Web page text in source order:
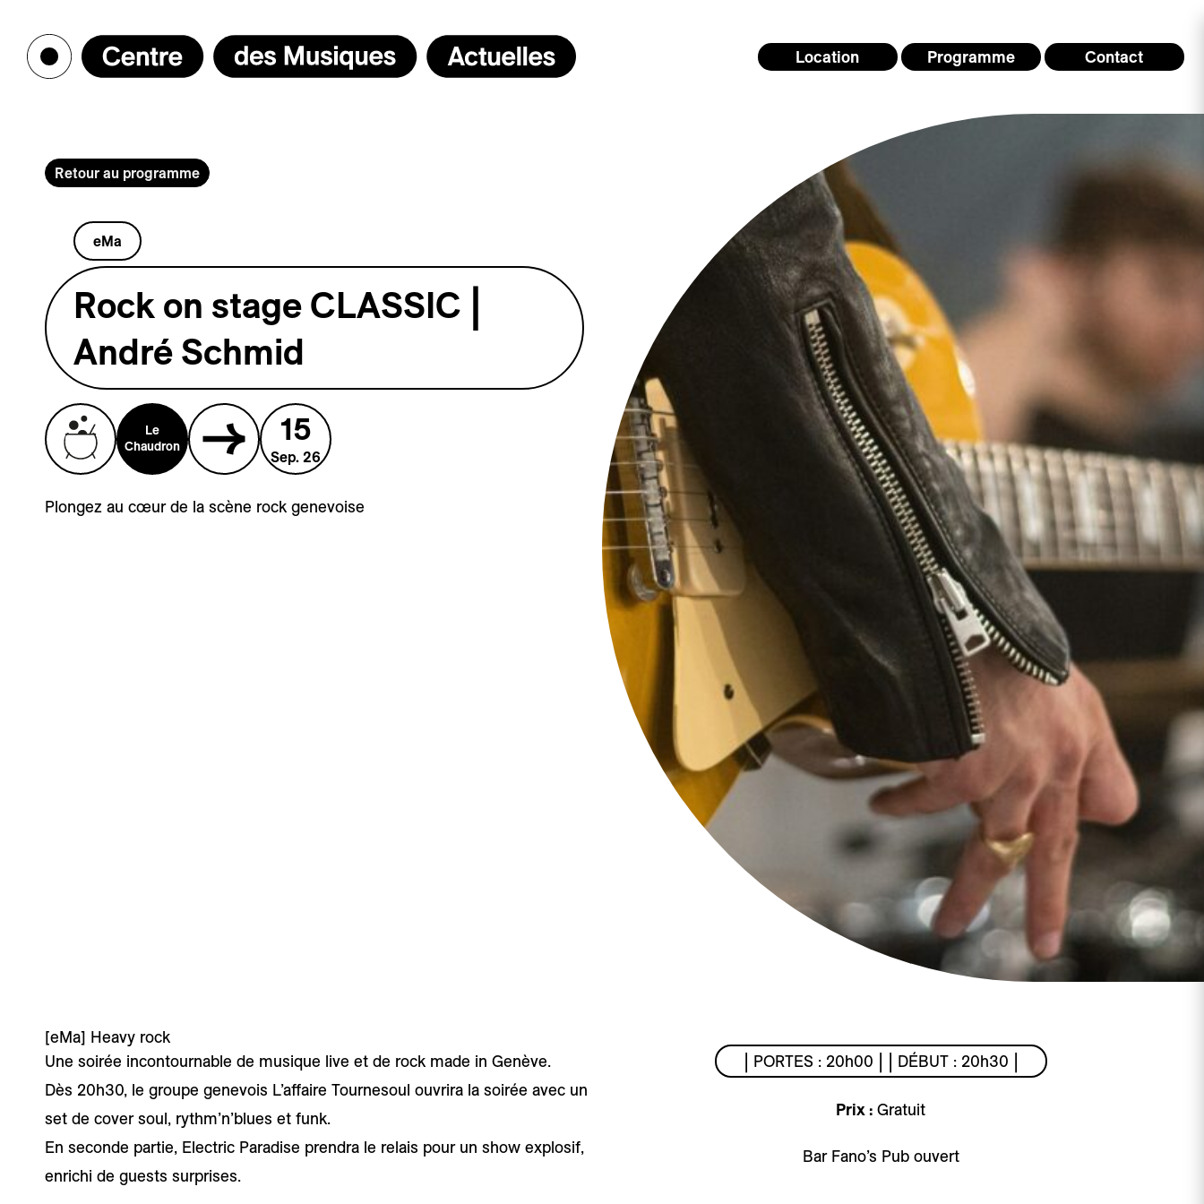
Location Programme Contact
Retour au programme
eMa
Rock on stage CLASSIC |
André Schmid
Le
Chaudron
15
Sep. 26
Plongez au cœur de la scène rock genevoise
| PORTES : 20h00 | | DÉBUT : 20h30 |
Prix : Gratuit
Bar Fano’s Pub ouvert
[eMa] Heavy rock
Une soirée incontournable de musique live et de rock made in Genève.
Dès 20h30, le groupe genevois L’affaire Tournesoul ouvrira la soirée avec un
set de cover soul, rythm’n’blues et funk.
En seconde partie, Electric Paradise prendra le relais pour un show explosif,
enrichi de guests surprises.